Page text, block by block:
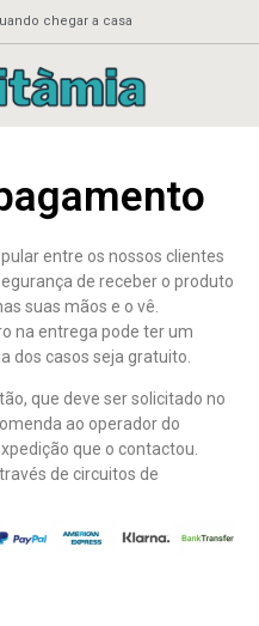
chegar a casa
entre os nossos clientes
de receber o produto
suas mãos e o vê.
na entrega pode ter um
dos casos seja gratuito.
que deve ser solicitado no
ao operador do
que o contactou.
de circuitos de